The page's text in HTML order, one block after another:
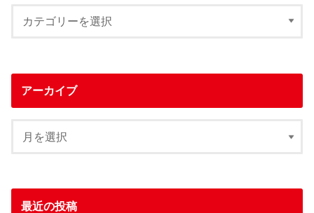
アーカイブ
最近の投稿